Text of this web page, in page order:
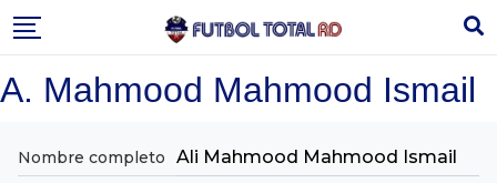
to
A. Mahmood Mahmood Ismail
Nombre completo Ali Mahmood Mahmood Ismail